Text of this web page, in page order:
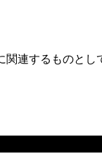
連するものとし